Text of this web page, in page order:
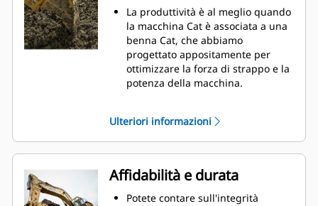
La produttività è al meglio quando
la macchina Cat è associata a una
benna Cat, che abbiamo
progettato appositamente per
ottimizzare la forza di strappo e la
potenza della macchina.
benna. Il gioco del tallone
aggiunto assicura che il fondo
della benna non si trascini,
riducendo i costi della
manutenzione.
I consumi di carburante si
Ulteriori informazioni
Affidabilità e durata
Potete contare sull'integrità